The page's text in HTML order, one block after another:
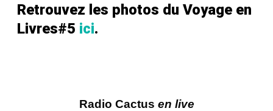
Retrouvez les photos du Voyage en
Livres#5 ici.
Radio Cactus en live